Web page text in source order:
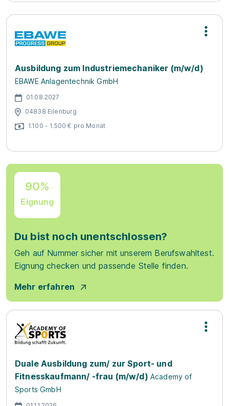
Ausbildung zum Industriemechaniker (m/w/d)
EBAWE Anlagentechnik GmbH
01.08.2027
04838 Eilenburg
1.100 - 1.500 € pro Monat
90%
Eignung
Du bist noch unentschlossen?
Geh auf Nummer sicher mit unserem Berufswahltest.
Eignung checken und passende Stelle finden.
Mehr erfahren
Duale Ausbildung zum/ zur Sport- und
Fitnesskaufmann/ -frau (m/w/d) Academy of
Sports GmbH